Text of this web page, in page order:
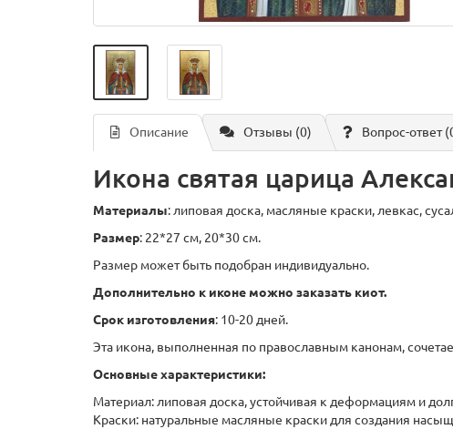
Описание Отзывы (0) Вопрос-ответ
Икона святая царица
Материалы: липовая доска, масляные краски, левкас,
Размер: 22*27 см, 20*30 см.
Размер может быть подобран индивидуально.
Дополнительно к иконе можно заказать киот.
Срок изготовления: 10-20 дней.
Эта икона, выполненная по православным канонам,
Основные характеристики:
Материал: липовая доска, устойчивая к деформациям и
Краски: натуральные масляные краски для создания